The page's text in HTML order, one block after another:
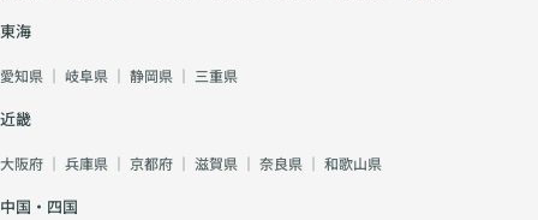
東海
愛知県 ｜ 岐阜県 ｜ 静岡県 ｜ 三重県
近畿
大阪府 ｜ 兵庫県 ｜ 京都府 ｜ 滋賀県 ｜ 奈良県 ｜ 和歌山県
中国・四国